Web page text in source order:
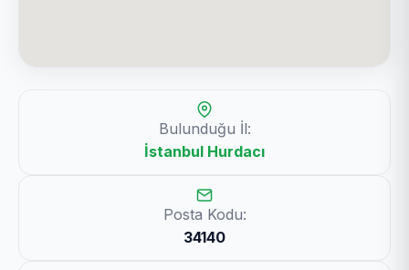
Bulunduğu İl:
İstanbul Hurdacı
Posta Kodu:
34140